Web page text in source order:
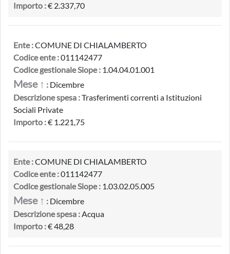
Importo :€ 2.337,70
Ente :COMUNE DI CHIALAMBERTO
Codice ente :011142477
Codice gestionale Siope : 1.04.04.01.001
Mese ↑ : Dicembre
Descrizione spesa :Trasferimenti correnti a Istituzioni
Sociali Private
Importo :€ 1.221,75
Ente :COMUNE DI CHIALAMBERTO
Codice ente :011142477
Codice gestionale Siope : 1.03.02.05.005
Mese ↑ : Dicembre
Descrizione spesa :Acqua
Importo :€ 48,28